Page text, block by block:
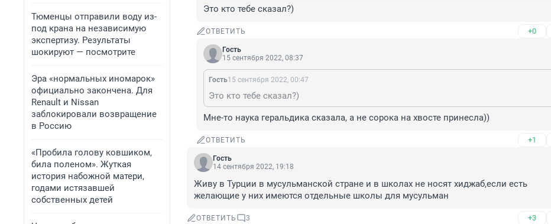
Тюменцы отправили воду из-
под крана на независимую
экспертизу. Результаты
шокируют — посмотрите
Эра «нормальных иномарок»
официально закончена. Для
Renault и Nissan
заблокировали возвращение
в Россию
«Пробила голову ковшиком,
била поленом». Жуткая
история набожной матери,
годами истязавшей
собственных детей
Это кто тебе сказал?)
ОТВЕТИТЬ +0
Гость
15 сентября 2022, 08:37
Гость15 сентября 2022, 00:47
Это кто тебе сказал?)
Мне-то наука геральдика сказала, а не сорока на хвосте принесла))
ОТВЕТИТЬ +1
Гость
14 сентября 2022, 19:18
Живу в Турции в мусульманской стране и в школах не носят хиджаб,если есть
желающие у них имеются отдельные школы для мусульман
ОТВЕТИТЬ 3 +3